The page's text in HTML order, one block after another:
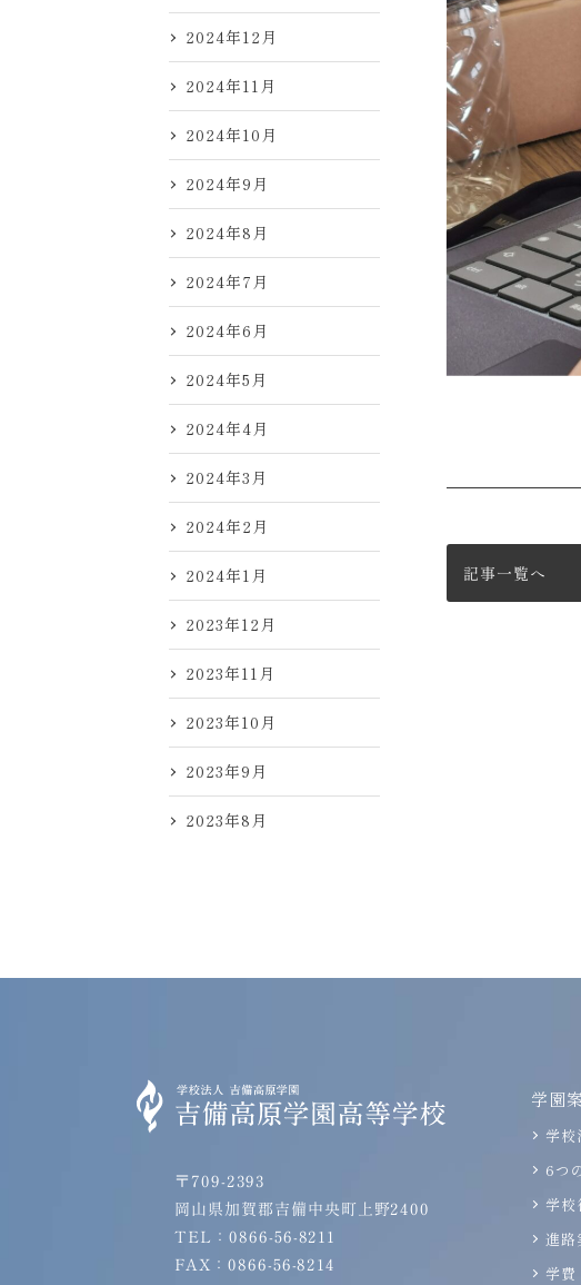
2024年12月
2024年11月
2024年10月
2024年9月
2024年8月
2024年7月
2024年6月
2024年5月
2024年4月
2024年3月
2024年2月
2024年1月
2023年12月
2023年11月
2023年10月
2023年9月
2023年8月
記事一覧へ
〒709-2393
岡山県加賀郡吉備中央町上野2400
TEL：0866-56-8211
FAX：0866-56-8214
学園
学校
6つ
学校
進路
学費